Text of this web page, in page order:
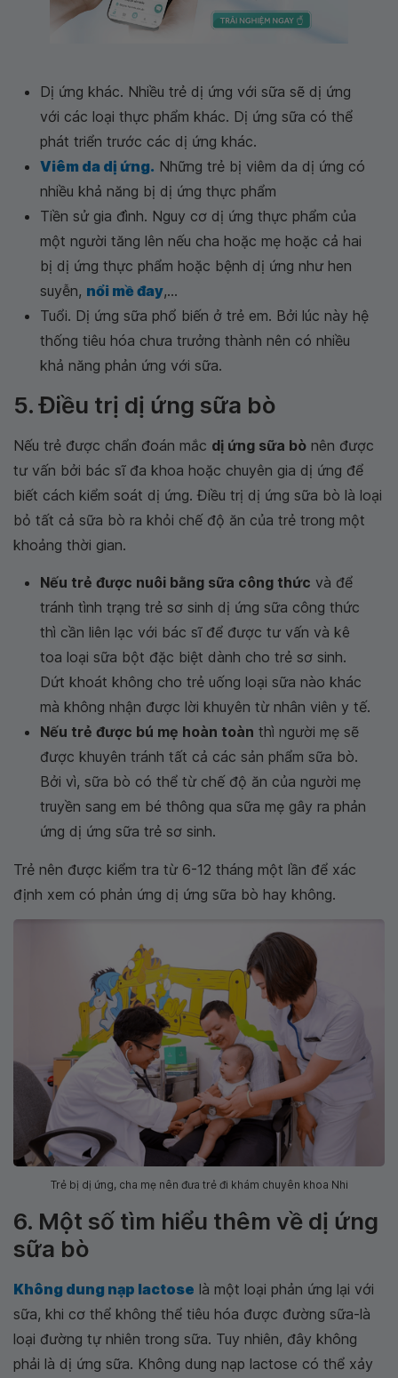
Dị ứng khác. Nhiều trẻ dị ứng với sữa sẽ dị ứng
với các loại thực phẩm khác. Dị ứng sữa có thể
phát triển trước các dị ứng khác.
Viêm da dị ứng. Những trẻ bị viêm da dị ứng có
nhiều khả năng bị dị ứng thực phẩm
Tiền sử gia đình. Nguy cơ dị ứng thực phẩm của
một người tăng lên nếu cha hoặc mẹ hoặc cả hai
bị dị ứng thực phẩm hoặc bệnh dị ứng như hen
suyễn, nổi mề đay,...
Tuổi. Dị ứng sữa phổ biến ở trẻ em. Bởi lúc này hệ
thống tiêu hóa chưa trưởng thành nên có nhiều
khả năng phản ứng với sữa.
5. Điều trị dị ứng sữa bò
Nếu trẻ được chẩn đoán mắc dị ứng sữa bò nên được
tư vấn bởi bác sĩ đa khoa hoặc chuyên gia dị ứng để
biết cách kiểm soát dị ứng. Điều trị dị ứng sữa bò là loại
bỏ tất cả sữa bò ra khỏi chế độ ăn của trẻ trong một
khoảng thời gian.
Nếu trẻ được nuôi bằng sữa công thức và để
tránh tình trạng trẻ sơ sinh dị ứng sữa công thức
thì cần liên lạc với bác sĩ để được tư vấn và kê
toa loại sữa bột đặc biệt dành cho trẻ sơ sinh.
Dứt khoát không cho trẻ uống loại sữa nào khác
mà không nhận được lời khuyên từ nhân viên y tế.
Nếu trẻ được bú mẹ hoàn toàn thì người mẹ sẽ
được khuyên tránh tất cả các sản phẩm sữa bò.
Bởi vì, sữa bò có thể từ chế độ ăn của người mẹ
truyền sang em bé thông qua sữa mẹ gây ra phản
ứng dị ứng sữa trẻ sơ sinh.
Trẻ nên được kiểm tra từ 6-12 tháng một lần để xác
định xem có phản ứng dị ứng sữa bò hay không.
Trẻ bị dị ứng, cha mẹ nên đưa trẻ đi khám chuyên khoa Nhi
6. Một số tìm hiểu thêm về dị ứng
sữa bò
Không dung nạp lactose là một loại phản ứng lại với
sữa, khi cơ thể không thể tiêu hóa được đường sữa-là
loại đường tự nhiên trong sữa. Tuy nhiên, đây không
phải là dị ứng sữa. Không dung nạp lactose có thể xảy